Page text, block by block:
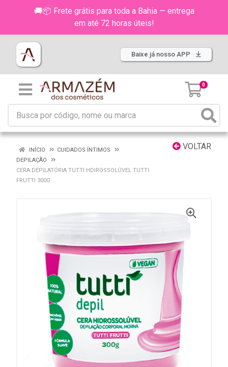
🚚📦 Frete grátis para toda a Bahia — entrega
em até 72 horas úteis!
Baixe já nosso APP
0
VOLTAR
INÍCIO
CUIDADOS ÍNTIMOS
DEPILAÇÃO
CERA DEPILATÓRIA TUTTI HDIROSSOLÚVEL TUTTI
FRUTTI 300G